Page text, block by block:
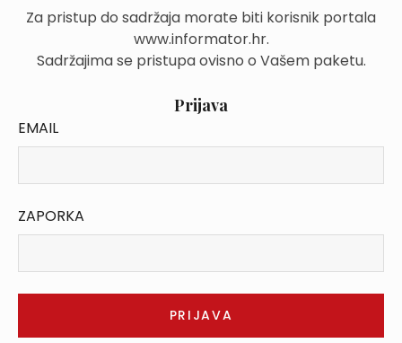
Za pristup do sadržaja morate biti korisnik portala
www.informator.hr.
Sadržajima se pristupa ovisno o Vašem paketu.
Prijava
EMAIL
ZAPORKA